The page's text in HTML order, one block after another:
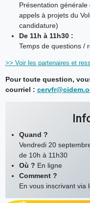
Présentation
appels à projets du
candidature)
De 11h à 11h30 :
Temps de questions /
>> Voir les partenaires et
Pour toute question,
courriel :
Quand ?
Vendredi 20
de 10h à 11h30
Où ? En ligne
Comment ?
En vous inscrivant via